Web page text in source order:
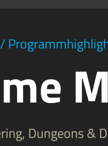
/
Dungeons &